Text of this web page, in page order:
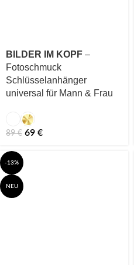
BILDER IM KOPF –
Fotoschmuck
Schlüsselanhänger
universal für Mann & Frau
89€ 69 €
-13%
NEU